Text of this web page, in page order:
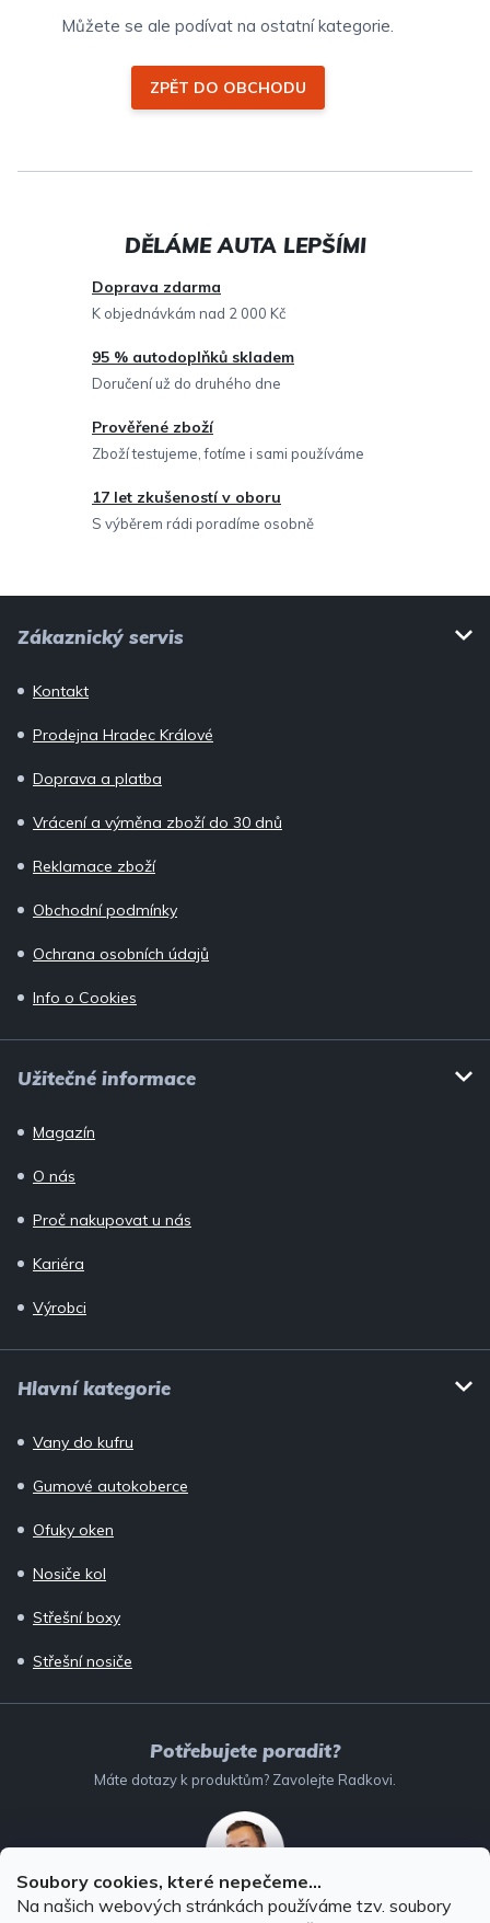
Soubory cookies, které nepečeme...
Na našich webových stránkách používáme tzv. soubory
Můžete se ale podívat na ostatní kategorie.
ZPĚT DO OBCHODU
Doprava zdarma
K objednávkám nad 2 000 Kč
95 % autodoplňků skladem
Doručení už do druhého dne
Prověřené zboží
Zboží testujeme, fotíme i sami používáme
17 let zkušeností v oboru
S výběrem rádi poradíme osobně
Zákaznický servis
Kontakt
Prodejna Hradec Králové
Doprava a platba
Vrácení a výměna zboží do 30 dnů
Reklamace zboží
Obchodní podmínky
Ochrana osobních údajů
Info o Cookies
Užitečné informace
Magazín
O nás
Proč nakupovat u nás
Kariéra
Výrobci
Hlavní kategorie
Vany do kufru
Gumové autokoberce
Ofuky oken
Nosiče kol
Střešní boxy
Střešní nosiče
Potřebujete poradit?
Máte dotazy k produktům? Zavolejte Radkovi.